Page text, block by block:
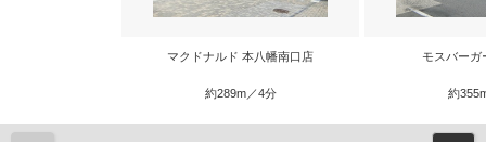
マクドナルド 本八幡南口店
約289m／4分
モスバーガ
約